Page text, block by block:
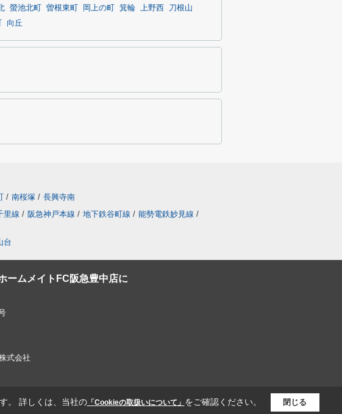
螢池北町 曽根東町 岡上の町 箕輪 上野西
刀根山
向丘
/ 南桜塚 / 長興寺南
里線 / 阪急神戸本線 / 地下鉄谷町線 / 能勢電鉄妙見線 /
台
ームメイトFC阪急豊中店に
式会社
。 詳しくは、当社の「Cookieの取扱いについて」 をご確認ください。 閉じる